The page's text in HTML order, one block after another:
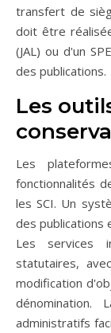
transfert de
doit être
(JAL) ou d'un
des publications.
Les
Les
fonctionnalités
les SCI. Un
des publications
Les services
statutaires,
modification
dénomination.
administratifs